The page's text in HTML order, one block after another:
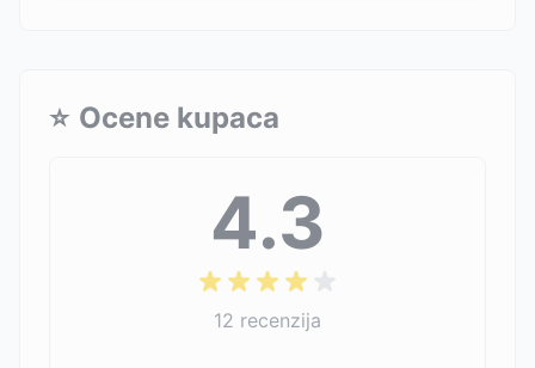
⭐ Ocene kupaca
4.3
12 recenzija